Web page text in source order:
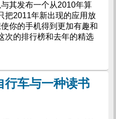
其发布一个从2010年算
把2011年新出现的应用放
你的手机得到更加有趣和
次的排行榜和去年的精选
行车与一种读书